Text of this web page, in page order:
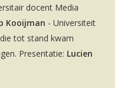
docent Media
Kooijman - Universiteit
tot stand kwam
Presentatie: Lucien